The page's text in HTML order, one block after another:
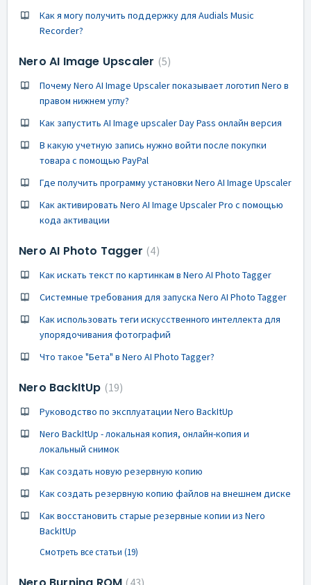
Как я могу получить поддержку для Audials Music
Recorder?
Nero AI Image Upscaler 5
Почему Nero AI Image Upscaler показывает логотип Nero в
правом нижнем углу?
Как запустить AI Image upscaler Day Pass онлайн версия
В какую учетную запись нужно войти после покупки
товара с помощью PayPal
Где получить программу установки Nero AI Image Upscaler
Как активировать Nero AI Image Upscaler Pro с помощью
кода активации
Nero AI Photo Tagger 4
Как искать текст по картинкам в Nero AI Photo Tagger
Системные требования для запуска Nero AI Photo Tagger
Как использовать теги искусственного интеллекта для
упорядочивания фотографий
Что такое "Бета" в Nero AI Photo Tagger?
Nero BackItUp 19
Руководство по эксплуатации Nero BackItUp
Nero BackItUp - локальная копия, онлайн-копия и
локальный снимок
Как создать новую резервную копию
Как создать резервную копию файлов на внешнем диске
Как восстановить старые резервные копии из Nero
BackItUp
Смотреть все статьи (19)
43